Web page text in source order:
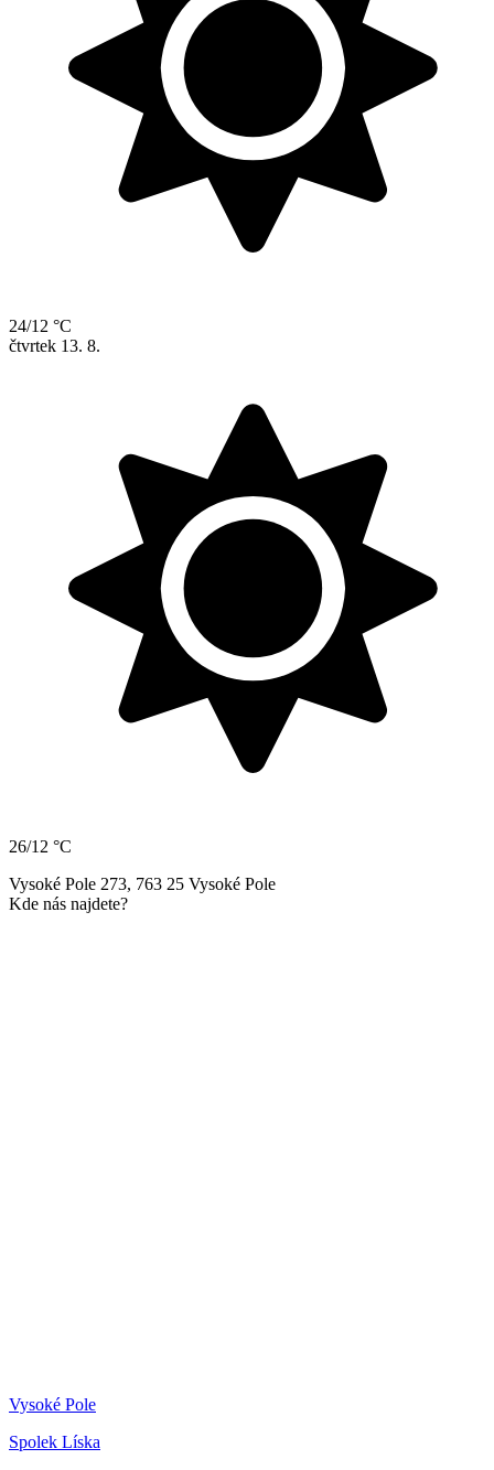
24/12 °C
čtvrtek 13. 8.
26/12 °C
Vysoké Pole 273, 763 25 Vysoké Pole
Kde nás najdete?
Vysoké Pole
Spolek Líska